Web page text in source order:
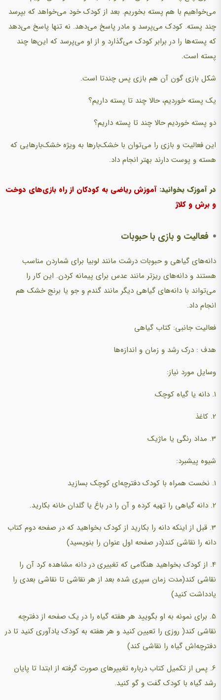
می‌خواهیم با هم پسته بخوریم. بعد از کودک خود می‌خواهد که بپرسد
چند پسته. کودک می‌پرسد و مادر پاسخ می‌دهد. نه تنها پاسخ می‌دهد
که پسته‌ها را در برابر کودک می‌گذارد و از او می‌پرسد که این‌ها چند
پسته است.
شکل بازی گون آن هم بازی پس چندتا است.
یک پسته خوردیم، حالا چند تا پسته داریم؟
دو پسته خوردیم حالا چند تا پسته داریم؟
این فعالیت و بازی را می‌توان با خشک‌بارها به ویژه خشک‌بارهایی که
هسته و پوست دارند بهتر انجام داد.
در آموزک بخوانید: آموزش ریاضی به کودکان از راه بازی‌های دوخت
و برش و کلاژ
فعالیت و بازی با حبوبات
دانه‌های گیاهی و حبوبات درشت مانند لوبیا برای شماردن مناسب
هستند و دانه‌های ریزتر مانند عدس برای پیمانه کردن. این کار را
می‌تواند با دانه‌های گیاهی دیگر مانند گندم و جو یا برنج خشک هم
انجام داد.
فعالیت جانبی:‌ کتاب گیاهی
هدف : درک رشد و زمان و اندازه‌ها
وسایل مورد نیاز:
1. دانه یا گیاه کوچک
2. کاغذ
3. مداد رنگی یا ماژیک
شیوه پیشبرد:
1. نخست همراه با کودک دفترچه‌ای کوچک بسازید
2. دانه گیاهی را تهیه کرده و آن را در باغ یا گلدان خانه بکارید.
3. قبل از اینکه دانه را بکارید از کودک بخواهید که در صفحه دوم کتاب
دانه را نقاشی کند(در صفحه اول عنوان را بنویسید)
4. از کودک بخواهید هنگامی که تغییری در دانه مشاهده کرد آن را
نقاشی کند(مدت زمان سپری شده بعد از هر نقاشی تا نقاشی بعدی را
یادداشت کنید)
5. برای نمونه به او بگویید هر هفته گیاه را در یک صفحه از دفترچه
نقاشی کند( روزی را تعیین کنید و هر هفته به کودک یادآوری کنید تا در
دفترچه‌اش گیاه را نقاشی کند)
6. پس از تکمیل کتاب درباره تغییرهای صورت گرفته از ابتدا تا پایان
رشد گیاه با کودک گفت و گو کنید.